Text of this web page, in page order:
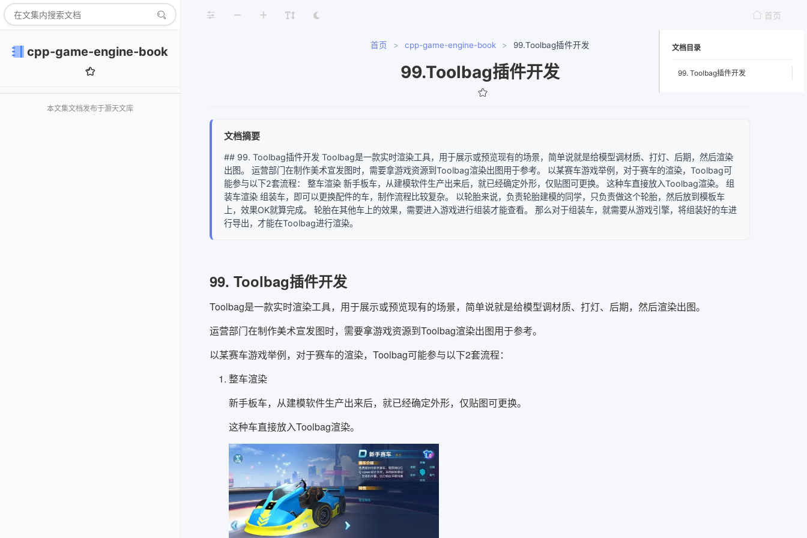
cpp-game-engine-book
本文集文档发布于灏天文库
首页
首页 > cpp-game-engine-book > 99.Toolbag插件开发
99.Toolbag插件开发
文档摘要
## 99. Toolbag插件开发 Toolbag是一款实时渲染工具，用于展示或预览现有的场景，简单说就是给模型调材质、打灯、后期，然后渲染
出图。 运营部门在制作美术宣发图时，需要拿游戏资源到Toolbag渲染出图用于参考。 以某赛车游戏举例，对于赛车的渲染，Toolbag可
能参与以下2套流程： 整车渲染 新手板车，从建模软件生产出来后，就已经确定外形，仅贴图可更换。 这种车直接放入Toolbag渲染。 组
装车渲染 组装车，即可以更换配件的车，制作流程比较复杂。 以轮胎来说，负责轮胎建模的同学，只负责做这个轮胎，然后放到模板车
上，效果OK就算完成。 轮胎在其他车上的效果，需要进入游戏进行组装才能查看。 那么对于组装车，就需要从游戏引擎，将组装好的车进
行导出，才能在Toolbag进行渲染。
99. Toolbag插件开发
Toolbag是一款实时渲染工具，用于展示或预览现有的场景，简单说就是给模型调材质、打灯、后期，然后渲染出图。
运营部门在制作美术宣发图时，需要拿游戏资源到Toolbag渲染出图用于参考。
以某赛车游戏举例，对于赛车的渲染，Toolbag可能参与以下2套流程：
整车渲染
新手板车，从建模软件生产出来后，就已经确定外形，仅贴图可更换。
这种车直接放入Toolbag渲染。
文档目录
99. Toolbag插件开发